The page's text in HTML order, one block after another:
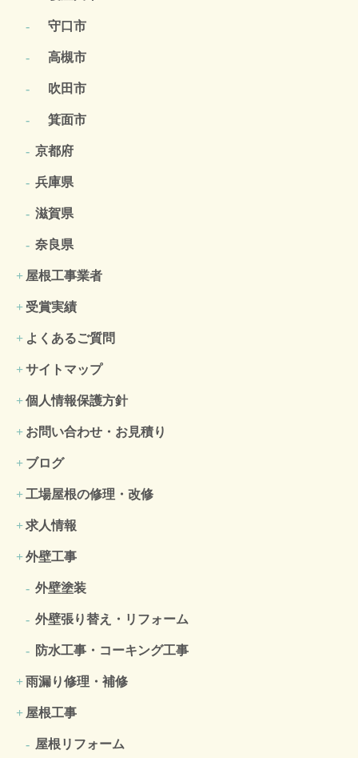
守口市
高槻市
吹田市
箕面市
京都府
兵庫県
滋賀県
奈良県
屋根工事業者
受賞実績
よくあるご質問
サイトマップ
個人情報保護方針
お問い合わせ・お見積り
ブログ
工場屋根の修理・改修
求人情報
外壁工事
外壁塗装
外壁張り替え・リフォーム
防水工事・コーキング工事
雨漏り修理・補修
屋根工事
屋根リフォーム